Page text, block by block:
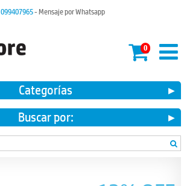
099407965- Mensaje por Whatsapp
0
Categorías
Buscar por: